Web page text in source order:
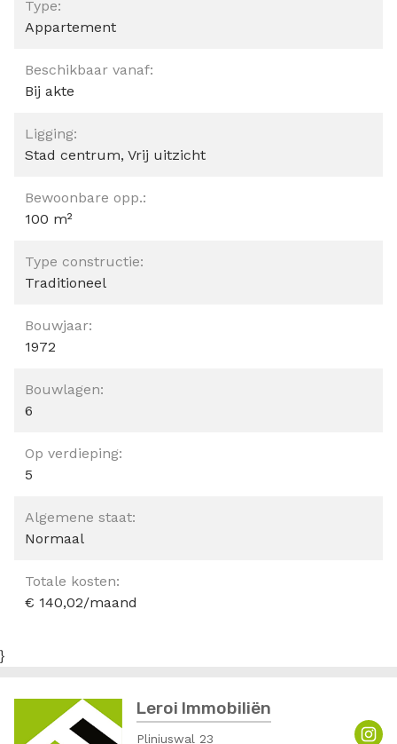
Type:
Appartement
Beschikbaar vanaf:
Bij akte
Ligging:
Stad centrum, Vrij uitzicht
Bewoonbare opp.:
100 m²
Type constructie:
Traditioneel
Bouwjaar:
1972
Bouwlagen:
6
Op verdieping:
5
Algemene staat:
Normaal
Totale kosten:
€ 140,02/maand
}
Leroi Immobiliën
Pliniuswal 23